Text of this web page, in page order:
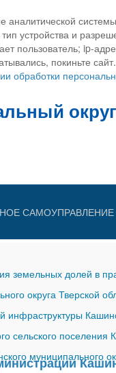
устройства и
пользователь; ip-
покиньте сайт.
обработки
САМОУПРАВЛЕНИЕ
земельных долей в
округа Тверской
сельского
муниципального